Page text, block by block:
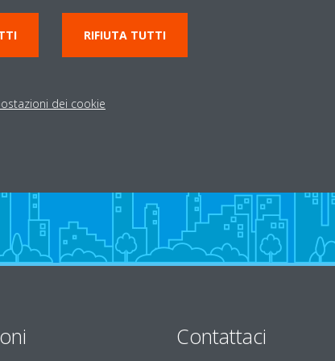
Contattaci
RIFIUTA TUTTI
dei cookie